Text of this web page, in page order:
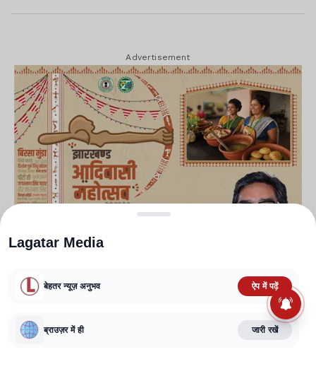
Advertisement
Lagatar Media
बेहतर न्यूज़ अनुभव ऐप में पढ़ें
ब्राउज़र में ही जारी रखें